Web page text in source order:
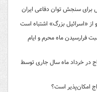
سنجش توان دفاعی ایران
از «اسرائیل بزرگ» اشتباه است
فرارسیدن ماه محرم و ایام
ازدواج در خرداد ماه سال جاری توسط
امکان‌پذیر است؟